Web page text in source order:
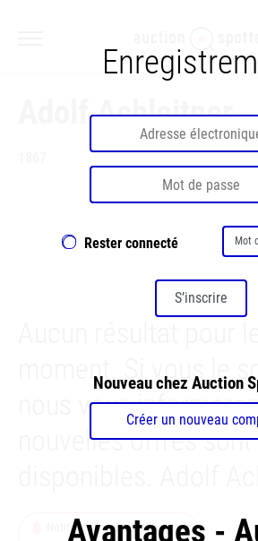
Rester connecté Mot
S’inscrire
Nouveau chez Auction
Créer un nouveau
Avantages -
Adolf Achleitner
moment. Si vous le
nous vous
nouvelles offres sont
Notification de nouveaux objets